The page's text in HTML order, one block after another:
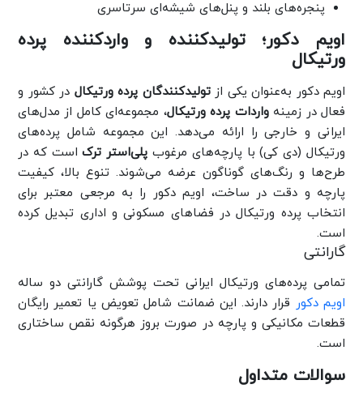
پنجره‌های بلند و پنل‌های شیشه‌ای سرتاسری
اویم دکور؛ تولیدکننده و واردکننده پرده
ورتیکال
اویم دکور به‌عنوان یکی ازتولیدکنندگان پرده ورتیکال در کشور و
فعال در زمینهواردات پرده ورتیکال، مجموعه‌ای کامل از مدل‌های
ایرانی و خارجی را ارائه می‌دهد. این مجموعه شامل پرده‌های
ورتیکال (دی کی) با پارچه‌های مرغوب پلی‌استر ترکاست که در
طرح‌ها و رنگ‌های گوناگون عرضه می‌شوند. تنوع بالا، کیفیت
پارچه و دقت در ساخت، اویم دکور را به مرجعی معتبر برای
انتخاب پرده ورتیکال در فضاهای مسکونی و اداری تبدیل کرده
است.
گارانتی
تمامی پرده‌های ورتیکال ایرانی تحت پوشش گارانتی دو ساله
اویم دکور قرار دارند. این ضمانت شامل تعویض یا تعمیر رایگان
قطعات مکانیکی و پارچه در صورت بروز هرگونه نقص ساختاری
است.
سوالات متداول